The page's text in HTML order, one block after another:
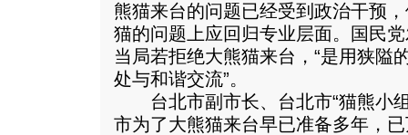
熊猫来台的问题已经受到政治干预
猫的问题上应回归专业层面。国民
当局若拒绝大熊猫来台，“是用狭隘
处与和谐交流”。
台北市副市长、台北市“猫熊小
市为了大熊猫来台早已准备多年，